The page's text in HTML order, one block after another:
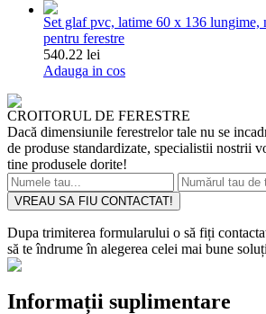
Set glaf pvc, latime 60 x 136 lungime,
pentru ferestre
540.22 lei
Adauga in cos
CROITORUL DE FERESTRE
Dacă dimensiunile ferestrelor tale nu se
de produse standardizate, specialistii nostrii
tine produsele dorite!
VREAU SA FIU CONTACTAT!
Dupa trimiterea formularului o să fiți
să te îndrume în alegerea celei mai bune
Informații suplimentare